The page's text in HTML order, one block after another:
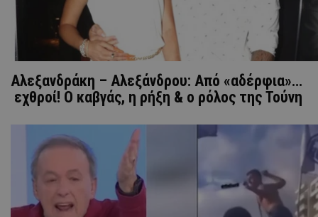
Αλεξανδράκη – Αλεξάνδρου: Από «αδέρφια»…
εχθροί! Ο καβγάς, η ρήξη & ο ρόλος της Τούνη